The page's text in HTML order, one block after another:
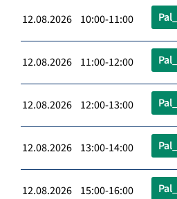
12.08.2026 10:00-11:00
12.08.2026 11:00-12:00
12.08.2026 12:00-13:00
12.08.2026 13:00-14:00
12.08.2026 15:00-16:00